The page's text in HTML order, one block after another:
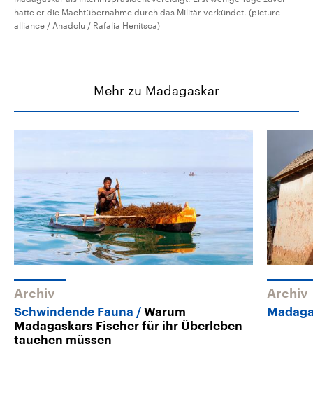
hatte er die Machtübernahme durch das Militär verkündet. (picture
alliance / Anadolu / Rafalia Henitsoa)
Mehr zu Madagaskar
Archiv
Schwindende Fauna
Warum
Madagaskars Fischer für ihr Überleben
tauchen müssen
Archiv